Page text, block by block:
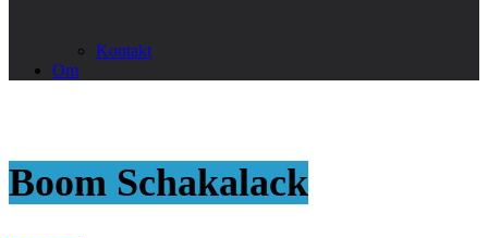
Kontakt
Om
Boom Schakalack